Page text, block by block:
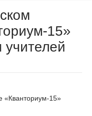
15»
учителей